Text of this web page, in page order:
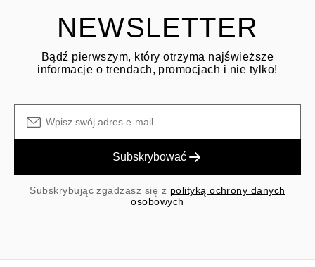
NEWSLETTER
Bądź pierwszym, który otrzyma najświeższe
informacje o trendach, promocjach i nie tylko!
Subskrybować
Subskrybując zgadzasz się z polityką ochrony danych
osobowych